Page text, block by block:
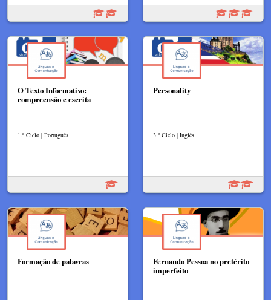
O Texto Informativo:
compreensão e escrita
1.º Ciclo | Português
Personality
3.º Ciclo | Inglês
Formação de palavras
Fernando Pessoa no pretérito
imperfeito